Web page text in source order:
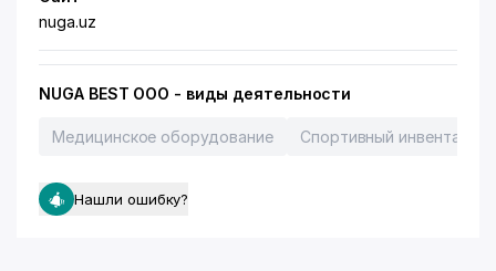
nuga.uz
NUGA BEST ООО - виды деятельности
Медицинское оборудование Спортивный инвентарь,
Нашли ошибку?